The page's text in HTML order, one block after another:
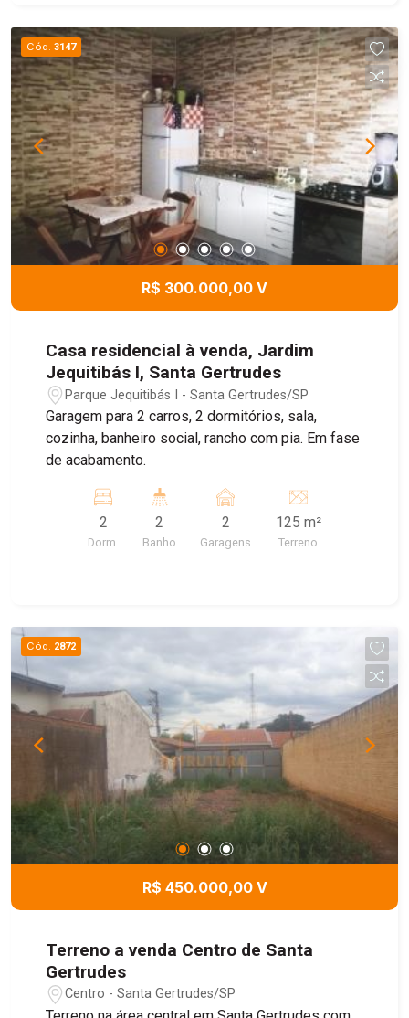
Cód. 3147
R$ 300.000,00 V
Casa residencial à venda, Jardim
Jequitibás I, Santa Gertrudes
Parque Jequitibás I - Santa Gertrudes/SP
Garagem para 2 carros, 2 dormitórios, sala,
cozinha, banheiro social, rancho com pia. Em fase
de acabamento.
2
Dorm.
2
Banho
2
Garagens
125 m²
Terreno
Cód. 2872
R$ 450.000,00 V
Terreno a venda Centro de Santa
Gertrudes
Centro - Santa Gertrudes/SP